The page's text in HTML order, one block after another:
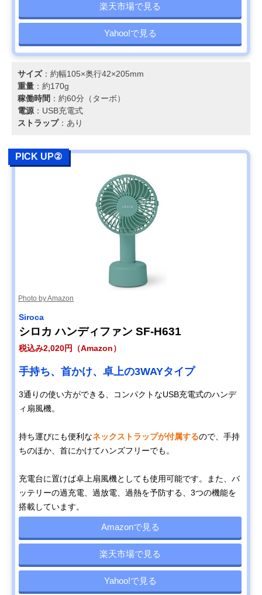
楽天市場で見る
Yahoo!で見る
サイズ：約幅105×奥行42×205mm
重量 ：約170g
稼働時間 ：約60分（ターボ）
電源 ：USB充電式
ストラップ：あり
PICK UP②
Photo by Amazon
Siroca
シロカ ハンディファン SF-H631
税込み2,020円（Amazon）
手持ち、首かけ、卓上の3WAYタイプ
3通りの使い方ができる、コンパクトなUSB充電式のハンデ
ィ扇風機。
持ち運びにも便利なネックストラップが付属するので、手持
ちのほか、首にかけてハンズフリーでも。
充電台に置けば卓上扇風機としても使用可能です。また、バ
ッテリーの過充電、過放電、過熱を予防する、3つの機能を
搭載しています。
Amazonで見る
楽天市場で見る
Yahoo!で見る